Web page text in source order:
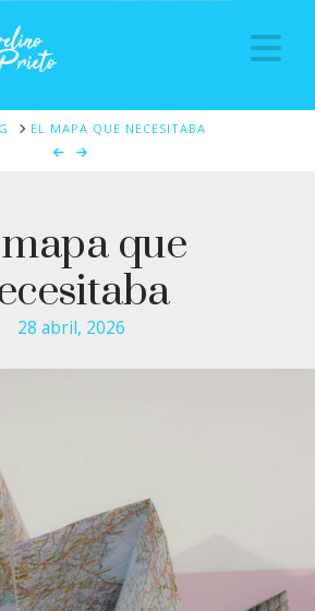
EL MAPA QUE NECESITABA
que
28 abril, 2026